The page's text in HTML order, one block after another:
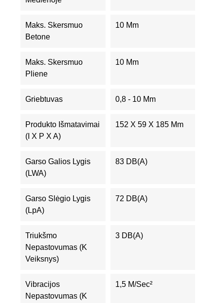
Maks. Skersmuo
Betone
10 Mm
Maks. Skersmuo
Pliene
10 Mm
Griebtuvas 0,8 - 10 Mm
Produkto Išmatavimai
(I X P X A)
152 X 59 X 185 Mm
Garso Galios Lygis
(LWA)
83 DB(A)
Garso Slėgio Lygis
(LpA)
72 DB(A)
Triukšmo
Nepastovumas (K
Veiksnys)
3 DB(A)
Vibracijos
Nepastovumas (K
1,5 M/sec²